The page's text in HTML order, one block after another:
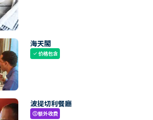
海天閣
check价格包含
波提切利餐廳
paid额外收费